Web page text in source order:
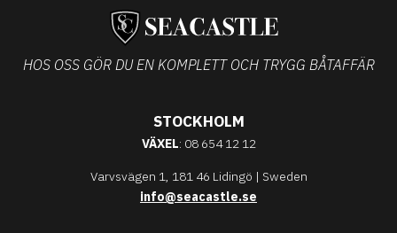
HOS OSS GÖR DU EN KOMPLETT OCH TRYGG BÅTAFFÄR
STOCKHOLM
VÄXEL: 08 654 12 12
Varvsvägen 1, 181 46 Lidingö | Sweden
info@seacastle.se